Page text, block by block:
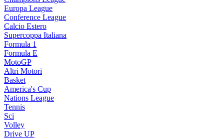
Europa League
Conference League
Calcio Estero
Supercoppa Italiana
Formula 1
Formula E
MotoGP
Altri Motori
Basket
America's Cup
Nations League
Tennis
Sci
Volley
Drive UP